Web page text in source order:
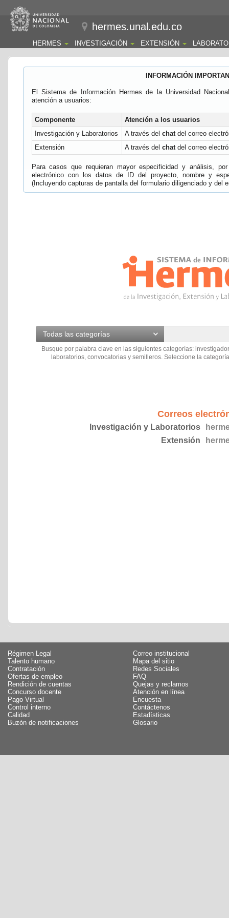
hermes.unal.edu.co
HERMES INVESTIGACIÓN EXTENSIÓN
INFORMACIÓN
El Sistema de Información Hermes de la Universidad
atención a usuarios:
Componente
Atención a los usuarios
Investigación y Laboratorios
A través del chatdel correo
Extensión
A través del chatdel correo
Para casos que requieran mayor especificidad y análisis,
electrónico con los datos de ID del proyecto, nombre y
(Incluyendo capturas de pantalla del formulario diligenciado y del
Todas las categorías
Busque por palabra clave en las siguientes categorías:
laboratorios, convocatorias y semilleros. Seleccione la
Correos
Investigación y Laboratorios
Extensión
Régimen Legal
Talento humano
Contratación
Ofertas de empleo
Rendición de cuentas
Concurso docente
Pago Virtual
Control interno
Calidad
Buzón de notificaciones
Correo institucional
Mapa del sitio
Redes Sociales
FAQ
Quejas y reclamos
Atención en línea
Encuesta
Contáctenos
Estadísticas
Glosario